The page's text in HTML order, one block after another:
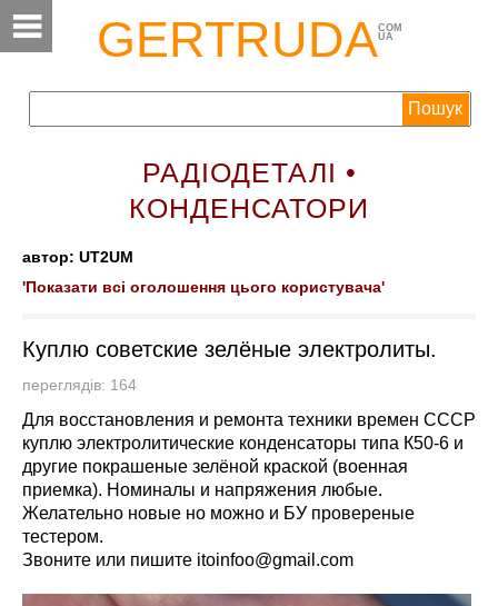
GERTRUDACOM
UA
РАДІОДЕТАЛІ •
КОНДЕНСАТОРИ
автор: UT2UM
'Показати всі оголошення цього користувача'
Куплю советские зелёные электролиты.
переглядів: 164
Для восстановления и ремонта техники времен СССР
куплю электролитические конденсаторы типа К50-6 и
другие покрашеные зелёной краской (военная
приемка). Номиналы и напряжения любые.
Желательно новые но можно и БУ провереные
тестером.
Звоните или пишите itoinfoo@gmail.com